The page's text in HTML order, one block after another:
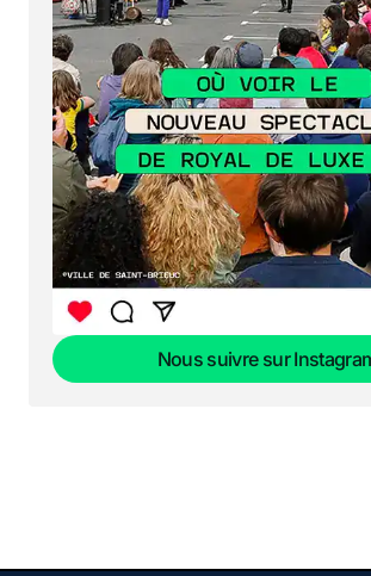
Nous suivre sur